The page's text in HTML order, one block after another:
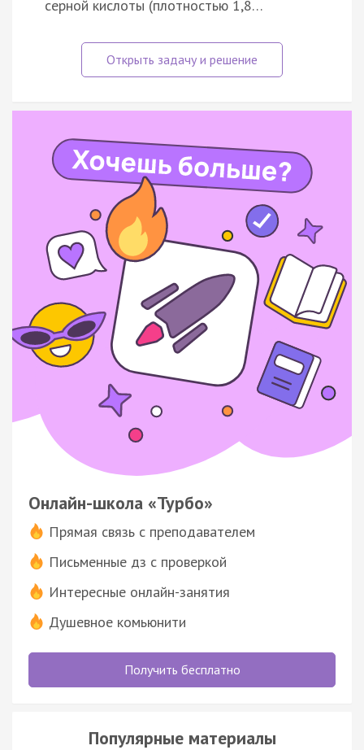
серной кислоты (плотностью 1,8…
Онлайн-школа «Турбо»
Прямая связь с преподавателем
Письменные дз с проверкой
Интересные онлайн-занятия
Душевное комьюнити
Получить бесплатно
Популярные материалы